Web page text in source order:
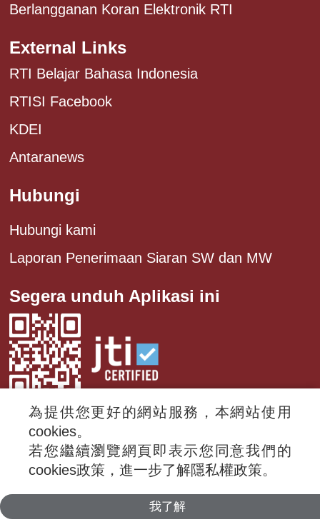
Berlangganan Koran Elektronik RTI
External Links
RTI Belajar Bahasa Indonesia
RTISI Facebook
KDEI
Antaranews
Hubungi
Hubungi kami
Laporan Penerimaan Siaran SW dan MW
Segera unduh Aplikasi ini
© 2024 RTI (Radio Taiwan International).
All rights reserved.
為提供您更好的網站服務，本網站使用
cookies。
若您繼續瀏覽網頁即表示您同意我們的
cookies政策，進一步了解隱私權政策。
我了解